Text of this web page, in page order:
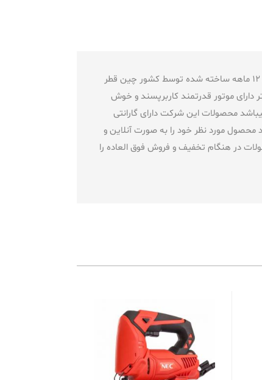
اره برقی دوبل محک مدل TC-155 دارای قدرت 1200 وات دارای وزن 4 کیلوگرم سرعت چرخش آزاد 4500 دور در دقیقه دارای گارانتی 12 ماهه ساخته شده توسط کشور چین قطر
155 میلی متر عمق برش در فلز برابر است با 3.2 میلی متر عمق برش در چوب برابر است با 47 میلی متر دارای موتور قدرتمند کاربرپسند و خوش
محصولات این شرکت دارای گارانتی
محصول مورد نظر خود را به صورت آنلاین و
در هنگام تخفیف و فروش فوق العاده را